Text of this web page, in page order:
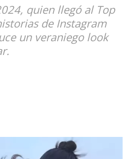
quien llegó al Top
de Instagram
un veraniego look